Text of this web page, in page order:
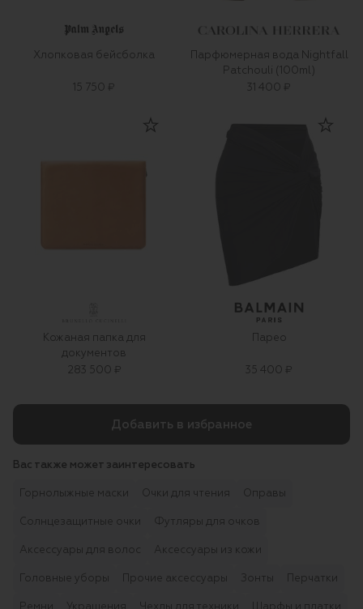
Хлопковая бейсболка
15 750 ₽
Парфюмерная вода Nightfall
Patchouli (100ml)
31 400 ₽
Кожаная папка для
документов
283 500 ₽
Парео
35 400 ₽
Добавить в избранное
Вас также может заинтересовать
Горнолыжные маски Очки для чтения Оправы
Солнцезащитные очки Футляры для очков
Аксессуары для волос Аксессуары из кожи
Головные уборы Прочие аксессуары Зонты Перчатки